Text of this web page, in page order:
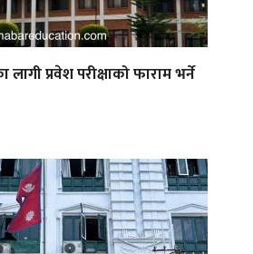
लागी प्रवेश परीक्षाको फाराम भर्ने